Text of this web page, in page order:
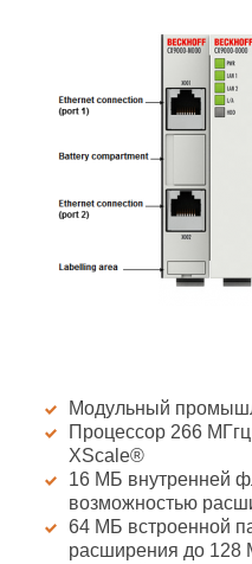
Модульный
Процессор 266
XScale®
16 МБ внутренней
возможностью
64 МБ встроенной
расширения до 128